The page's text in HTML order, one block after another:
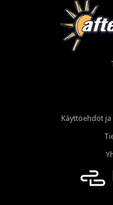
Käyttöehdot ja